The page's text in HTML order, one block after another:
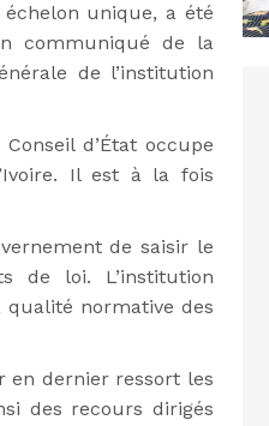
unique, a été
communiqué de la
de l’institution
d’État occupe
Il est à la fois
de saisir le
de loi. L’institution
normative des
en dernier ressort les
des recours dirigés